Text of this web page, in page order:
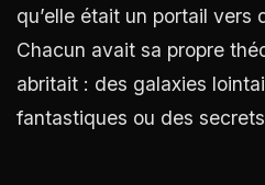
qu’elle était un portail vers
Chacun avait sa propre
abritait : des galaxies
fantastiques ou des